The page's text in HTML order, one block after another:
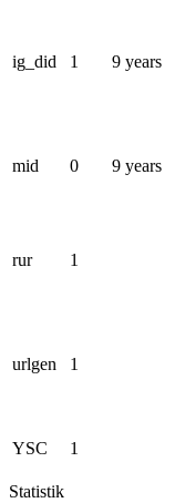
ig_did 1 9 years
mid 0 9 years
rur 1
urlgen 1
YSC 1
Statistik